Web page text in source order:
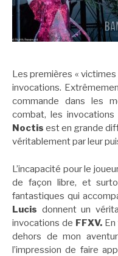
Les premières «
invocations.
commande dans les
combat, les invocations
Noctis est en grande
véritablement par leur
L’incapacité pour le
de façon libre, et
fantastiques qui
Lucis donnent un
invocations de FFXV.
dehors de mon
l’impression de faire